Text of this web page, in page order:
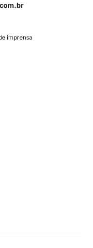
imprensa